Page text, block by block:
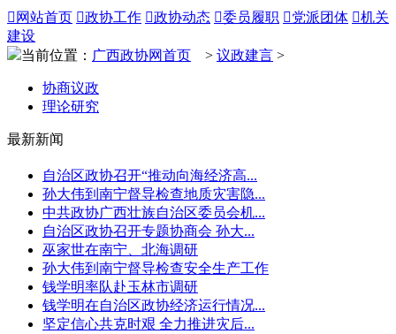
 网站首页 政协工作 政协动态 委员履职 党派团体 机关
建设
当前位置： 广西政协网首页 > 议政建言 >
协商议政
理论研究
最新新闻
自治区政协召开“推动向海经济高...
孙大伟到南宁督导检查地质灾害隐...
中共政协广西壮族自治区委员会机...
自治区政协召开专题协商会 孙大...
巫家世在南宁、北海调研
孙大伟到南宁督导检查安全生产工作
钱学明率队赴玉林市调研
钱学明在自治区政协经济运行情况...
坚定信心共克时艰 全力推进灾后...